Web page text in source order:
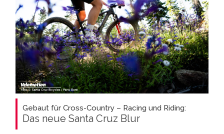
Gebaut für Cross-Country – Racing und Riding:
Das neue Santa Cruz Blur